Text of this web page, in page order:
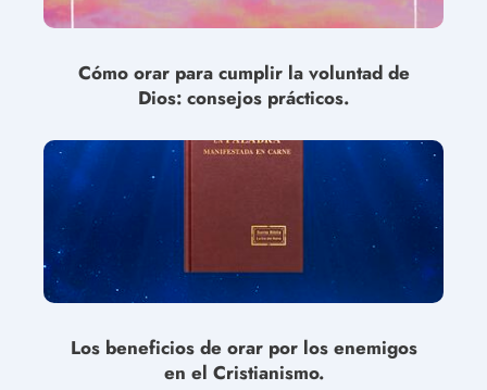
Cómo orar para cumplir la voluntad de
Dios: consejos prácticos.
Los beneficios de orar por los enemigos
en el Cristianismo.